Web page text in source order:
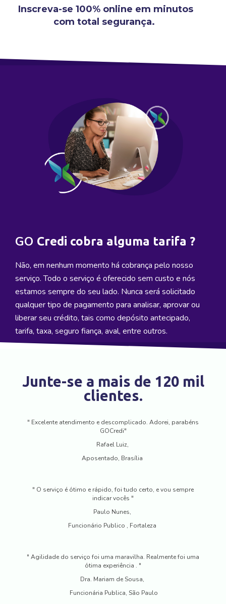
Inscreva-se 100% online em minutos
com total segurança.
GO Credi cobra alguma tarifa ?
Não, em nenhum momento há cobrança pelo nosso
serviço. Todo o serviço é oferecido sem custo e nós
estamos sempre do seu lado. Nunca será solicitado
qualquer tipo de pagamento para analisar, aprovar ou
liberar seu crédito, tais como depósito antecipado,
tarifa, taxa, seguro fiança, aval, entre outros.
Junte-se a mais de 120 mil
clientes.
" Excelente atendimento e descomplicado. Adorei, parabéns
GOCredi"
Rafael Luiz,
Aposentado, Brasília
" O serviço é ótimo e rápido, foi tudo certo, e vou sempre
indicar vocês "
Paulo Nunes,
Funcionário Publico , Fortaleza
" Agilidade do serviço foi uma maravilha. Realmente foi uma
ótima experiência . "
Dra. Mariam de Sousa,
Funcionária Publica, São Paulo